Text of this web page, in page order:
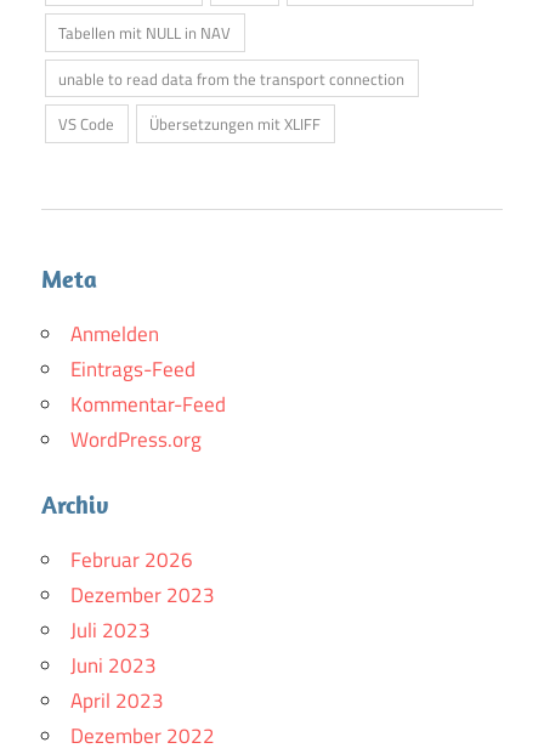
Tabellen mit NULL in NAV
unable to read data from the transport connection
VS Code
Übersetzungen mit XLIFF
Meta
Anmelden
Eintrags-Feed
Kommentar-Feed
WordPress.org
Archiv
Februar 2026
Dezember 2023
Juli 2023
Juni 2023
April 2023
Dezember 2022